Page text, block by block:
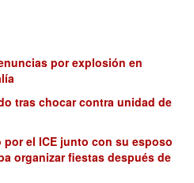
por explosión en
tras chocar contra unidad de
el ICE junto con su esposo
organizar fiestas después de